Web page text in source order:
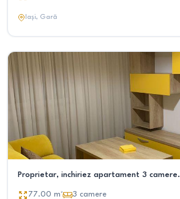
Iași, Gară
Proprietar, inchiriez apartament 3 camere.
77.00 m² 3 camere